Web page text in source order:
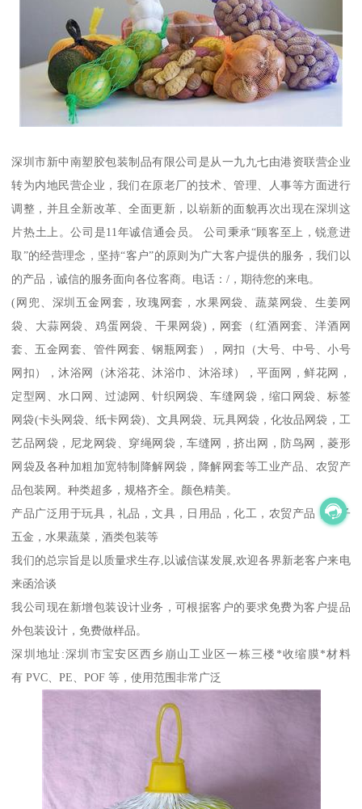
深圳市新中南塑胶包装制品有限公司是从一九九七由港资联营企业
转为内地民营企业，我们在原老厂的技术、管理、人事等方面进行
调整，并且全新改革、全面更新，以崭新的面貌再次出现在深圳这
片热土上。公司是11年诚信通会员。 公司秉承“顾客至上，锐意进
取”的经营理念，坚持“客户”的原则为广大客户提供的服务，我们以
的产品，诚信的服务面向各位客商。电话：/，期待您的来电。
(网兜、深圳五金网套，玫瑰网套，水果网袋、蔬菜网袋、生姜网
袋、大蒜网袋、鸡蛋网袋、干果网袋)，网套（红酒网套、洋酒网
套、五金网套、管件网套、钢瓶网套），网扣（大号、中号、小号
网扣），沐浴网（沐浴花、沐浴巾、沐浴球），平面网，鲜花网，
定型网、水口网、过滤网、针织网袋、车缝网袋，缩口网袋、标签
网袋(卡头网袋、纸卡网袋)、文具网袋、玩具网袋，化妆品网袋，工
艺品网袋，尼龙网袋、穿绳网袋，车缝网，挤出网，防鸟网，菱形
网袋及各种加粗加宽特制降解网袋，降解网套等工业产品、农贸产
品包装网。种类超多，规格齐全。颜色精美。
产品广泛用于玩具，礼品，文具，日用品，化工，农贸产品，电子
五金，水果蔬菜，酒类包装等
我们的总宗旨是以质量求生存,以诚信谋发展,欢迎各界新老客户来电
来函洽谈
我公司现在新增包装设计业务，可根据客户的要求免费为客户提品
外包装设计，免费做样品。
深圳地址:深圳市宝安区西乡崩山工业区一栋三楼*收缩膜*材料
有 PVC、PE、POF 等，使用范围非常广泛